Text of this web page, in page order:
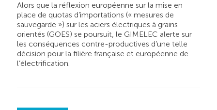
Alors que la réflexion européenne sur la mise en
place de quotas d’importations (« mesures de
sauvegarde ») sur les aciers électriques à grains
orientés (GOES) se poursuit, le GIMELEC alerte sur
les conséquences contre-productives d’une telle
décision pour la filière française et européenne de
l’électrification.